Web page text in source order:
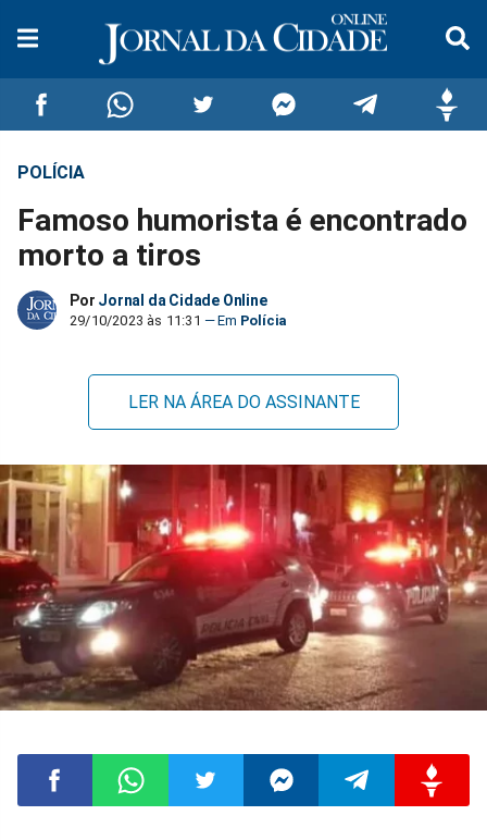
Compartilhar
no
Facebook
Compartilhar
no
Whatsapp
no
Twitter
no
Messenger
no
no
POLÍCIA
Famoso humorista é encontrado
morto a tiros
Por Jornal da Cidade Online
29/10/2023 às 11:31 Polícia
LER NA ÁREA DO ASSINANTE